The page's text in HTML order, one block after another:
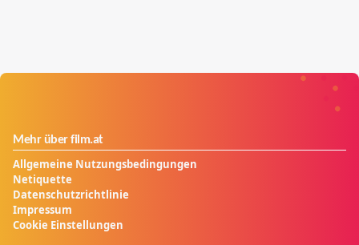
Mehr über film.at
Allgemeine Nutzungsbedingungen
Netiquette
Datenschutzrichtlinie
Impressum
Cookie Einstellungen